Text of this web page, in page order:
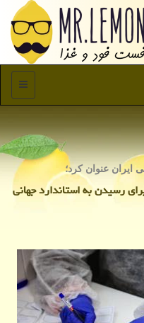
منو
ایران عنوان كرد؛
رسیدن به استاندارد جهانی